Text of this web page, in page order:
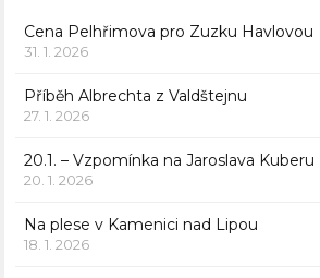
Cena Pelhřimova pro Zuzku Havlovou
31. 1. 2026
Příběh Albrechta z Valdštejnu
27. 1. 2026
20.1. – Vzpomínka na Jaroslava Kuberu
20. 1. 2026
Na plese v Kamenici nad Lipou
18. 1. 2026